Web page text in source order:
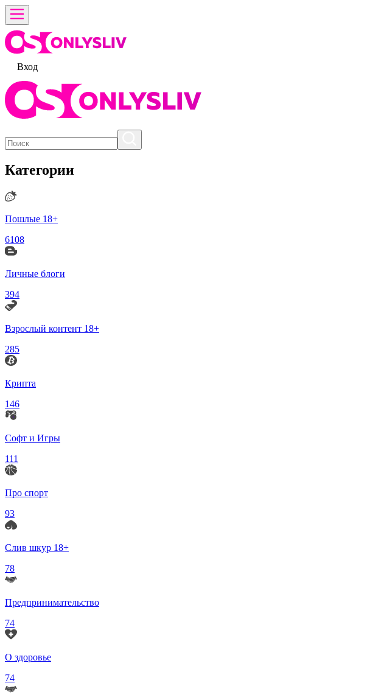
Вход
Категории
Пошлые 18+
6108
Личные блоги
394
Взрослый контент 18+
285
Крипта
146
Софт и Игры
111
Про спорт
93
Слив шкур 18+
78
Предпринимательство
74
О здоровье
74